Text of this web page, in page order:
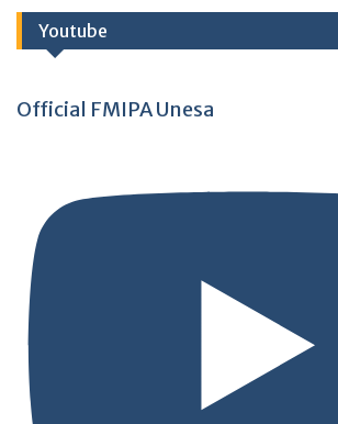
Youtube
Official FMIPA Unesa